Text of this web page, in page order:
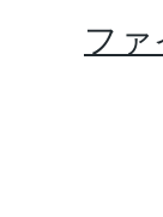
フ